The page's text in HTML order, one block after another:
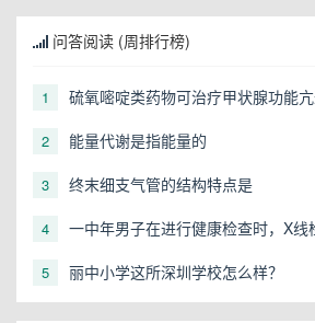
问答阅读 (周排行榜)
1 硫氧嘧啶类药物可治疗甲状腺功能
2 能量代谢是指能量的
3 终末细支气管的结构特点是
4
一中年男子在进行健康检查时，X线
5 丽中小学这所深圳学校怎么样？